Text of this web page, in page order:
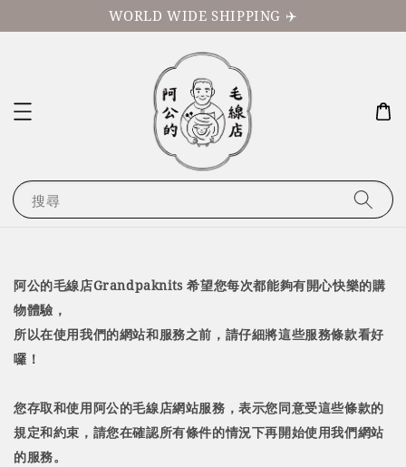
WORLD WIDE SHIPPING ✈️
搜尋
阿公的毛線店Grandpaknits 希望您每次都能夠有開心快樂的購
物體驗，
所以在使用我們的網站和服務之前，請仔細將這些服務條款看好
囉！
您存取和使用阿公的毛線店網站服務，表示您同意受這些條款的
規定和約束，請您在確認所有條件的情況下再開始使用我們網站
的服務。